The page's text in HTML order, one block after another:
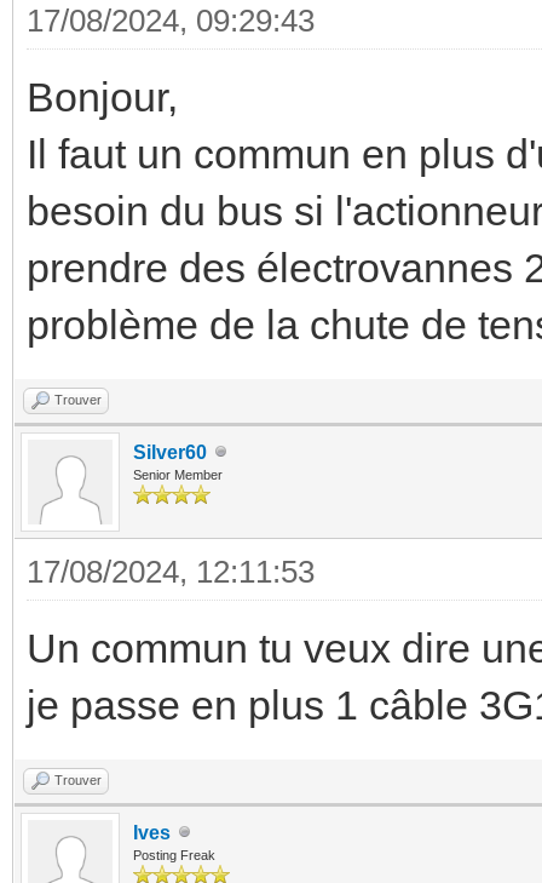
17/08/2024, 09:29:43
Bonjour,
Il faut un commun en plus
besoin du bus si
prendre des électrovannes
problème de la chute de
Trouver
Silver60
Senior Member
17/08/2024, 12:11:53
Un commun tu veux dire
je passe en plus 1 câble
Trouver
Ives
Posting Freak